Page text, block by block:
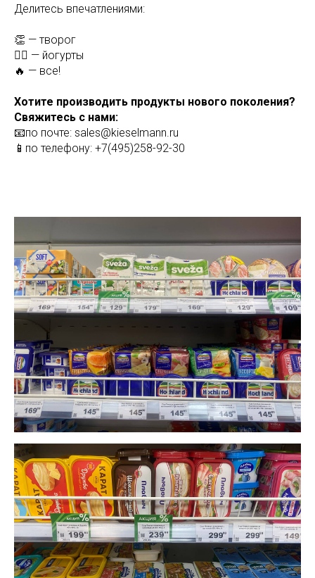
Делитесь впечатлениями:
👏 — творог
👍🏼 — йогурты
🔥 — все!
Хотите производить продукты нового поколения?
Свяжитесь с нами:
📧по почте: sales@kieselmann.ru
📱по телефону: +7(495)258-92-30